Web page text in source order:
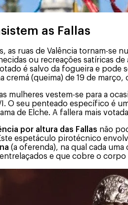
as Fallas
as ruas de Valência tornam-se
ou recreações satíricas
é salvo da fogueira e pode
cremá (queima) de 19 de março,
mulheres vestem-se para a
O seu penteado específico é
de Elche. A fallera mais
por altura das Fallas não
espetáculo pirotécnico
(a oferenda), na qual cada
e que cobre o